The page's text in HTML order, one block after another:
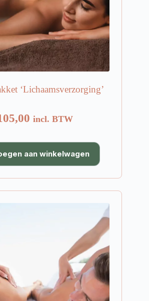
‘Lichaamsverzorging’
incl. BTW
aan winkelwagen